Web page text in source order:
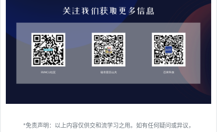
*免责声明：以上内容仅供交和流学习之用。如有任何疑问或异议，